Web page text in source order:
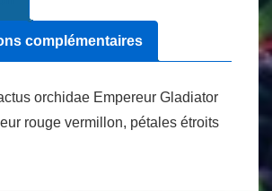
complémentaires
orchidae Empereur Gladiator
rouge vermillon, pétales étroits